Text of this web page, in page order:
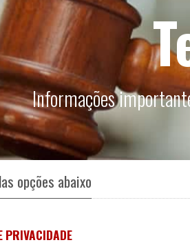
Informações
opções abaixo
PRIVACIDADE